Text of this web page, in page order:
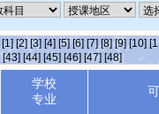
[1] [2] [3] [4] [5] [6] [7] [8] [9] [10]
[43] [44] [45] [46] [47] [48]
学校
专业